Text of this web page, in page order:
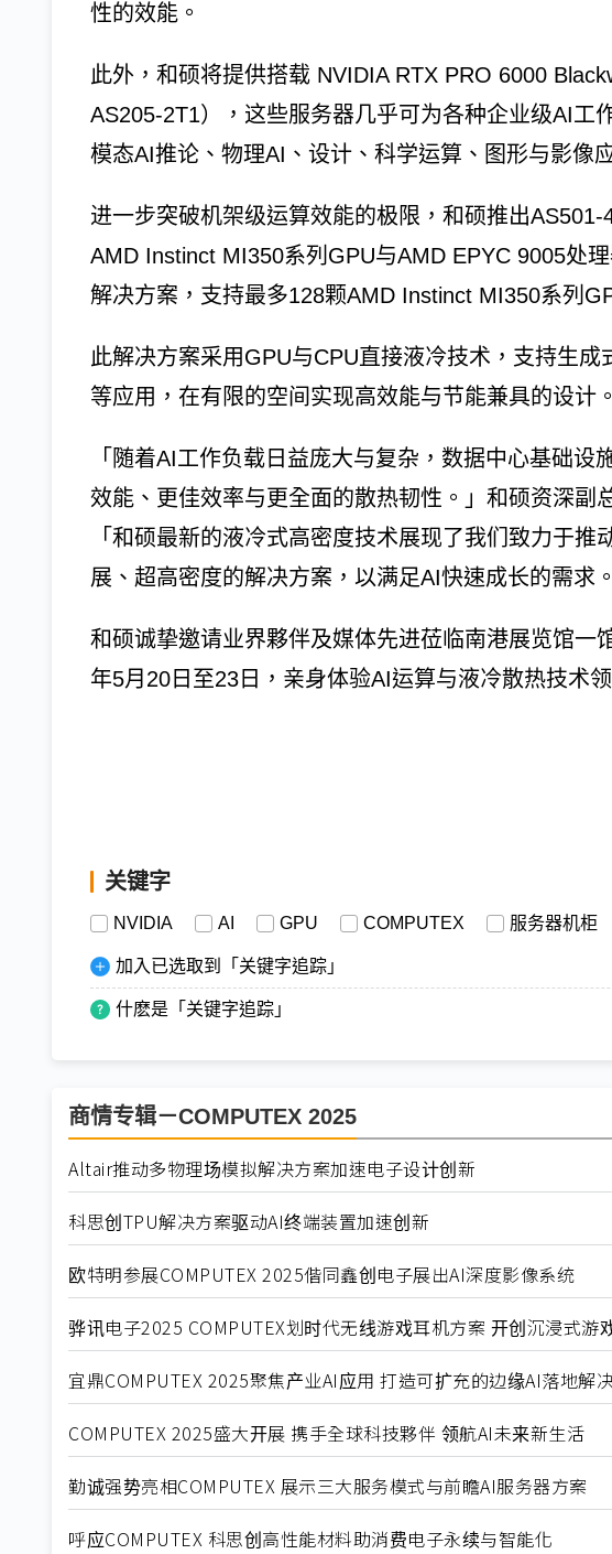
性的效能。
此外，和硕将提供搭载 NVIDIA RTX PRO 6000
AS205-2T1），这些服务器几乎可为各种企业级AI工
模态AI推论、物理AI、设计、科学运算、图形与影像
进一步突破机架级运算效能的极限，和硕推出
AMD Instinct MI350系列GPU与AMD EPYC 9005处
解决方案，支持最多128颗AMD Instinct MI350系列
此解决方案采用GPU与CPU直接液冷技术，支持生
等应用，在有限的空间实现高效能与节能兼具的设计。
「随着AI工作负载日益庞大与复杂，数据中心基础设
效能、更佳效率与更全面的散热韧性。」和硕资深副
「和硕最新的液冷式高密度技术展现了我们致力于推
展、超高密度的解决方案，以满足AI快速成长的需求。
和硕诚挚邀请业界夥伴及媒体先进莅临南港展览馆一
年5月20日至23日，亲身体验AI运算与液冷散热技术
关键字
NVIDIA AI GPU COMPUTEX 服务器机柜
加入已选取到「关键字追踪」
什麽是「关键字追踪」
商情专辑－COMPUTEX 2025
Altair推动多物理场模拟解决方案加速电子设计创新
科思创TPU解决方案驱动AI终端装置加速创新
欧特明参展COMPUTEX 2025偕同鑫创电子展出AI深度影像系统
骅讯电子2025 COMPUTEX划时代无线游戏耳机方案 开创沉浸式游
宜鼎COMPUTEX 2025聚焦产业AI应用 打造可扩充的边缘AI落地解
COMPUTEX 2025盛大开展 携手全球科技夥伴 领航AI未来新生活
勤诚强势亮相COMPUTEX 展示三大服务模式与前瞻AI服务器方案
呼应COMPUTEX 科思创高性能材料助消费电子永续与智能化